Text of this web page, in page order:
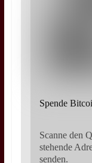
Spende
Scanne den
stehende
senden.